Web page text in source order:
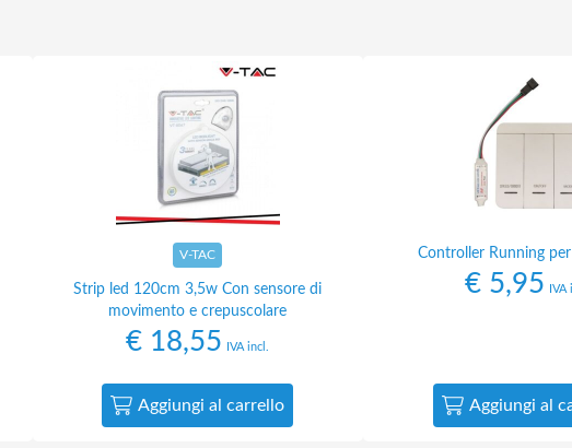
V-TAC
Strip led 120cm 3,5w Con sensore di
movimento e crepuscolare
€ 18,55 IVA incl.
Aggiungi al carrello
Controller Running
€ 5,95 IVA
Aggiungi al